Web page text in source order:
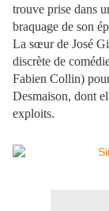
trouve prise dans
braquage de son
La sœur de José
discrète de
Fabien Collin)
Desmaison, dont
exploits.